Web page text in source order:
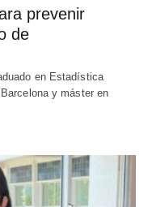
prevenir
de
en Estadística
y máster en